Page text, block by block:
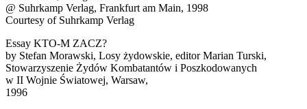
@ Suhrkamp Verlag, Frankfurt am Main, 1998
Courtesy of Suhrkamp Verlag
Essay KTO-M ZACZ?
by Stefan Morawski, Losy żydowskie, editor Marian Turski,
Stowarzyszenie Żydów Kombatantów i Poszkodowanych
w II Wojnie Światowej, Warsaw,
1996